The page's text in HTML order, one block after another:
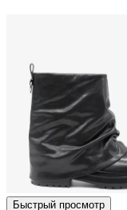
Быстрый просмотр